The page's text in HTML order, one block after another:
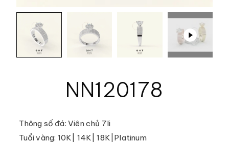
NN120178
Thông số đá: Viên chủ 7li
Tuổi vàng: 10K| 14K| 18K|Platinum